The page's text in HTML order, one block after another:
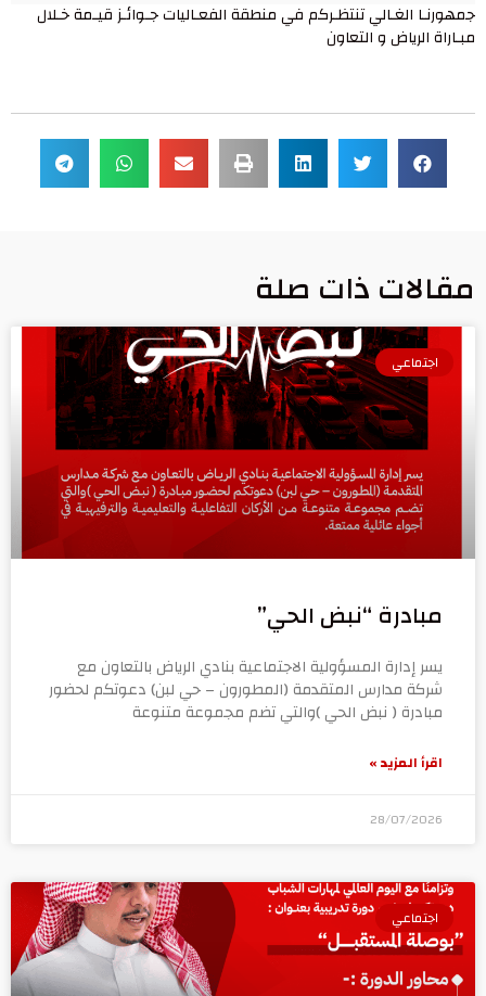
جمهورنـا الغـالي تنتظـركم في منطقة الفعـاليات جـوائـز قيـمة خـلال
مبـاراة الرياض و التعاون
مقالات ذات صلة
اجتماعي
مبادرة “نبض الحي”
يسر إدارة المسؤولية الاجتماعية بنادي الرياض بالتعاون مع
شركة مدارس المتقدمة (المطورون – حي لبن) دعوتكم لحضور
مبادرة ( نبض الحي )والتي تضم مجموعة متنوعة
اقرأ المزيد »
28/07/2026
اجتماعي